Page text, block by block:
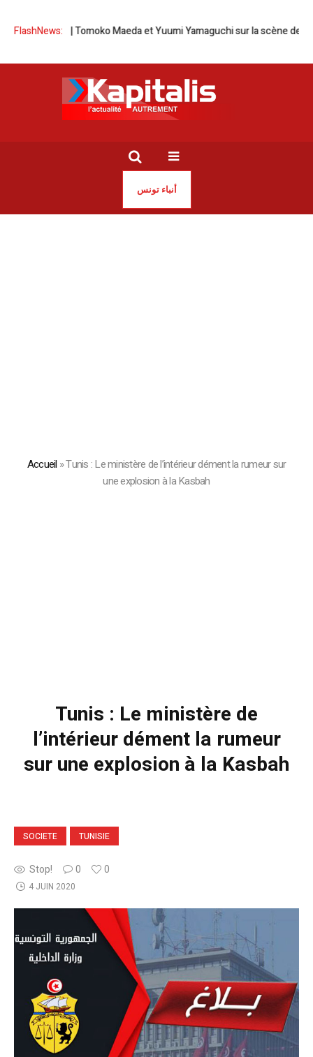
FlashNews:
Japon | Tomoko Maeda et Yuumi Yamaguchi sur la scène de
أنباء تونس
Accueil »Tunis : Le ministère de l’intérieur dément la rumeur sur
une explosion à la Kasbah
Tunis : Le ministère de
l’intérieur dément la rumeur
sur une explosion à la Kasbah
SOCIETE TUNISIE
Stop! 0 0
4 JUIN 2020